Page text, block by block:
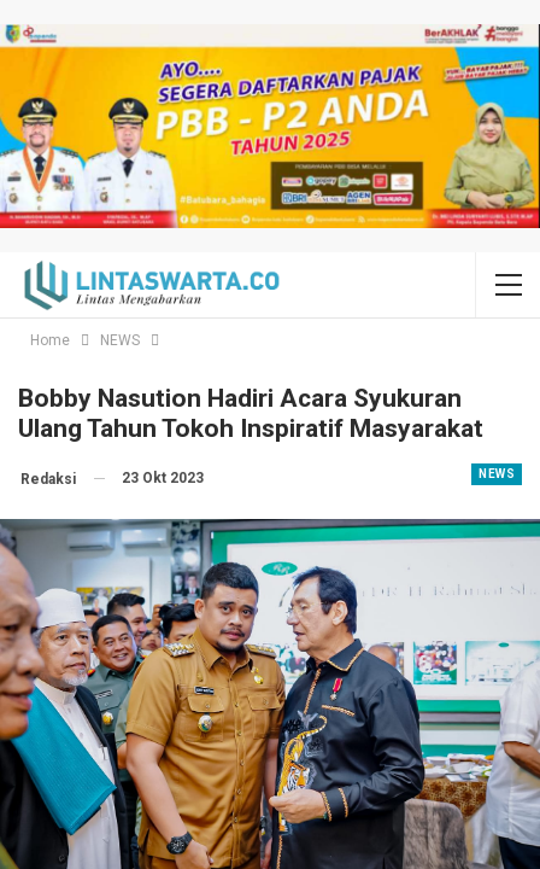
Home NEWS
Bobby Nasution Hadiri Acara Syukuran
Ulang Tahun Tokoh Inspiratif Masyarakat
NEWS
Redaksi 23 Okt 2023